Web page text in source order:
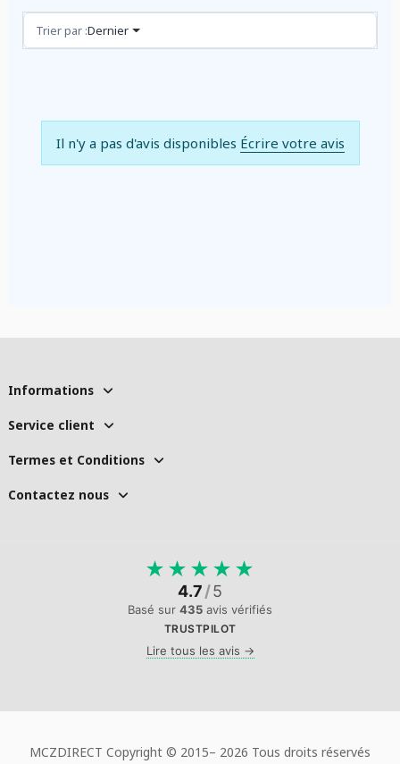
Avis (0)
Trier par :Dernier
Il n'y a pas d'avis disponibles Écrire votre avis
Informations
Service client
Termes et Conditions
Contactez nous
★ ★ ★ ★ ★
4.7/5
Basé sur 435 avis vérifiés
TRUSTPILOT
Lire tous les avis →
MCZDIRECT Copyright © 2015– 2026 Tous droits réservés